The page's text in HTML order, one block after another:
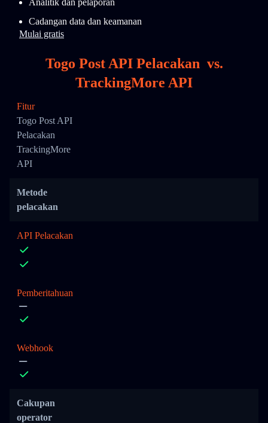
Analitik dan pelaporan
Cadangan data dan keamanan
Mulai gratis
Togo Post API Pelacakan vs.
TrackingMore API
Fitur
Togo Post API
Pelacakan
TrackingMore
API
Metode
pelacakan
API Pelacakan
Pemberitahuan
Webhook
Cakupan
operator